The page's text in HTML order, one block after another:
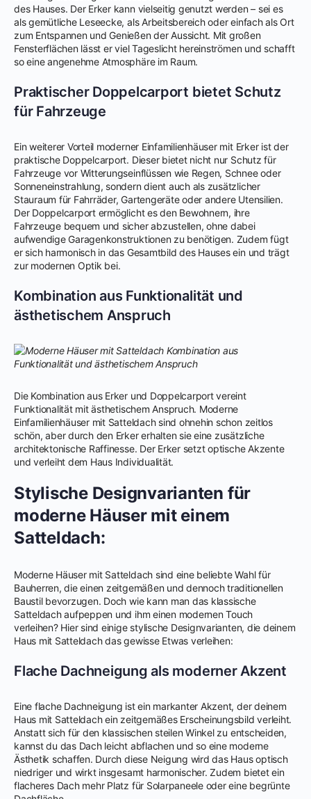
des Hauses. Der Erker kann vielseitig genutzt werden – sei es
als gemütliche Leseecke, als Arbeitsbereich oder einfach als Ort
zum Entspannen und Genießen der Aussicht. Mit großen
Fensterflächen lässt er viel Tageslicht hereinströmen und schafft
so eine angenehme Atmosphäre im Raum.
Praktischer Doppelcarport bietet Schutz
für Fahrzeuge
Ein weiterer Vorteil moderner Einfamilienhäuser mit Erker ist der
praktische Doppelcarport. Dieser bietet nicht nur Schutz für
Fahrzeuge vor Witterungseinflüssen wie Regen, Schnee oder
Sonneneinstrahlung, sondern dient auch als zusätzlicher
Stauraum für Fahrräder, Gartengeräte oder andere Utensilien.
Der Doppelcarport ermöglicht es den Bewohnern, ihre
Fahrzeuge bequem und sicher abzustellen, ohne dabei
aufwendige Garagenkonstruktionen zu benötigen. Zudem fügt
er sich harmonisch in das Gesamtbild des Hauses ein und trägt
zur modernen Optik bei.
Kombination aus Funktionalität und
ästhetischem Anspruch
Die Kombination aus Erker und Doppelcarport vereint
Funktionalität mit ästhetischem Anspruch. Moderne
Einfamilienhäuser mit Satteldach sind ohnehin schon zeitlos
schön, aber durch den Erker erhalten sie eine zusätzliche
architektonische Raffinesse. Der Erker setzt optische Akzente
und verleiht dem Haus Individualität.
Stylische Designvarianten für
moderne Häuser mit einem
Satteldach:
Moderne Häuser mit Satteldach sind eine beliebte Wahl für
Bauherren, die einen zeitgemäßen und dennoch traditionellen
Baustil bevorzugen. Doch wie kann man das klassische
Satteldach aufpeppen und ihm einen modernen Touch
verleihen? Hier sind einige stylische Designvarianten, die deinem
Haus mit Satteldach das gewisse Etwas verleihen:
Flache Dachneigung als moderner Akzent
Eine flache Dachneigung ist ein markanter Akzent, der deinem
Haus mit Satteldach ein zeitgemäßes Erscheinungsbild verleiht.
Anstatt sich für den klassischen steilen Winkel zu entscheiden,
kannst du das Dach leicht abflachen und so eine moderne
Ästhetik schaffen. Durch diese Neigung wird das Haus optisch
niedriger und wirkt insgesamt harmonischer. Zudem bietet ein
flacheres Dach mehr Platz für Solarpaneele oder eine begrünte